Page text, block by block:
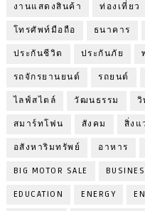
งานแสดงสินค้า ท่องเที่ยว
โทรศัพท์มือถือ ธนาคาร
ประกันชีวิต ประกันภัย
รถจักรยานยนต์ รถยนต์
ไลฟ์สไตล์ วัฒนธรรม วิ
สมาร์ทโฟน สังคม สิ่งแ
อสังหาริมทรัพย์ อาหาร
BIG MOTOR SALE
EDUCATION ENERGY